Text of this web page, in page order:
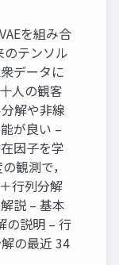
を組み合
のテンソル
データに
人の観客
解や非線
が良い –
因子を学
観測で，
行列分解
説 – 基本
の説明 – 行
の最近 34